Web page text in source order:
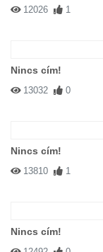
12026 1
Nincs cím!
13032 0
Nincs cím!
13810 1
Nincs cím!